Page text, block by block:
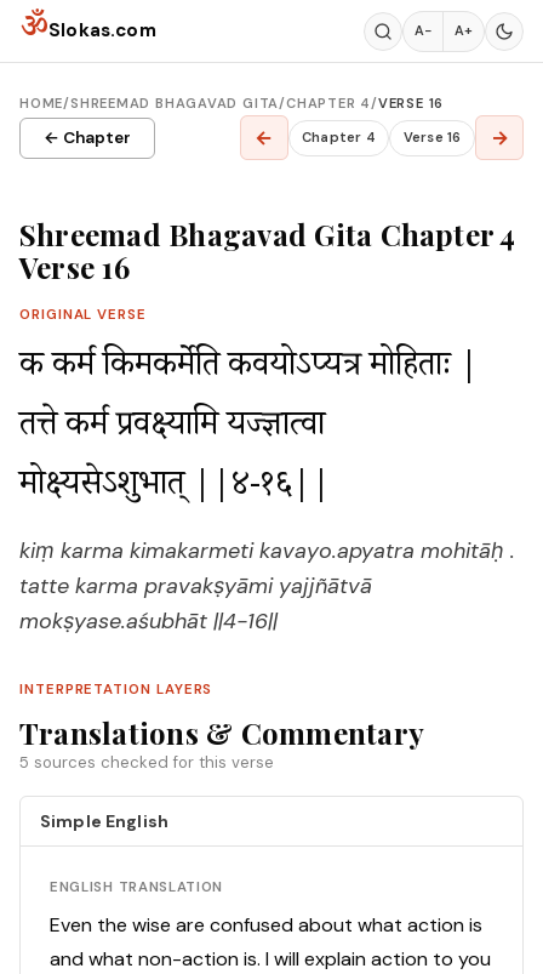
Skip to content
ॐSlokas.com A− A+
HOME/SHREEMAD BHAGAVAD GITA/CHAPTER 4/VERSE 16
← Chapter ← Chapter 4 Verse 16 →
Shreemad Bhagavad Gita Chapter 4
Verse 16
ORIGINAL VERSE
किं कर्म किमकर्मेति कवयोऽप्यत्र मोहिताः |
तत्ते कर्म प्रवक्ष्यामि यज्ज्ञात्वा
मोक्ष्यसेऽशुभात् ||४-१६||
kiṃ karma kimakarmeti kavayo.apyatra mohitāḥ .
tatte karma pravakṣyāmi yajjñātvā
mokṣyase.aśubhāt ||4-16||
INTERPRETATION LAYERS
Translations & Commentary
5 sources checked for this verse
Simple English
ENGLISH TRANSLATION
Even the wise are confused about what action is
and what non-action is. I will explain action to you